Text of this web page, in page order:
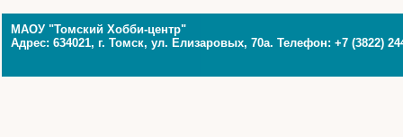
МАОУ "Томский Хобби-центр"
Адрес: 634021, г. Томск, ул. Елизаровых, 70а. Телефон: +7 (3822)